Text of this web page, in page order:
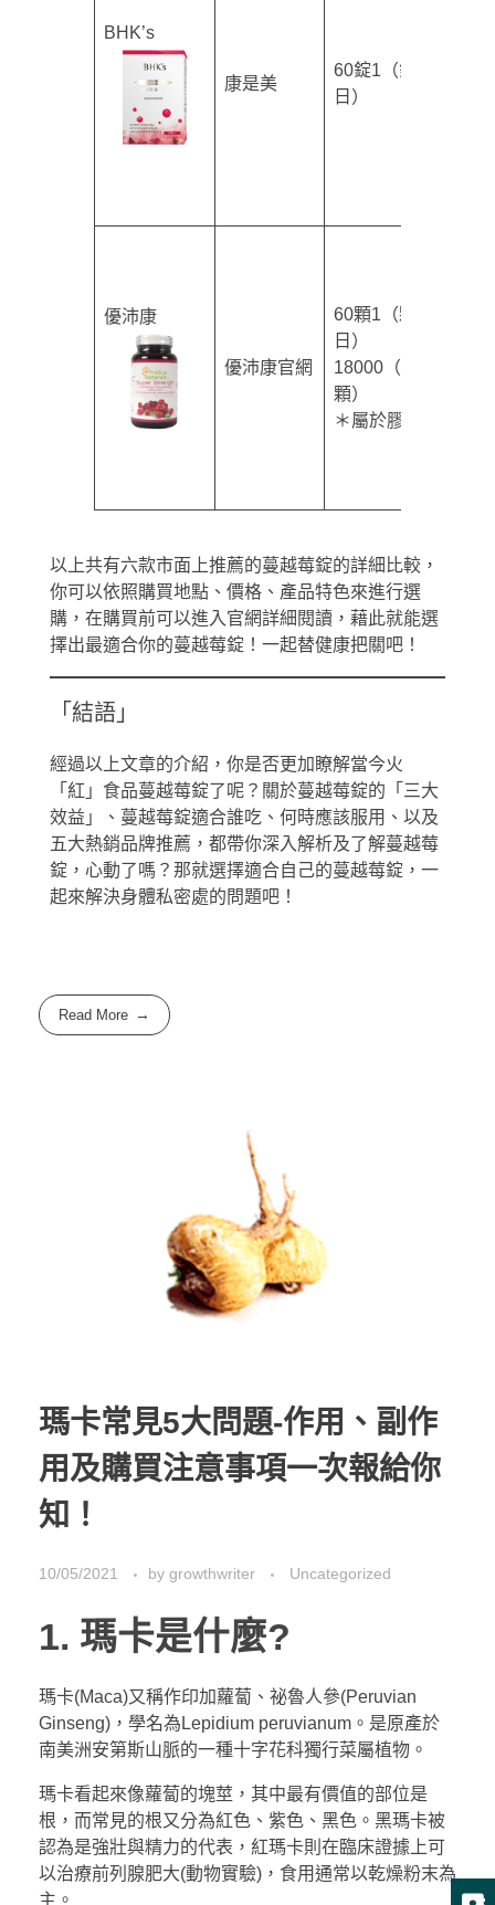
BHK’s
康是美
60錠1（錠/
日）
優沛康
優沛康官網
60顆1（顆/
日）
18000（mg/
顆）
＊屬於膠囊
以上共有六款市面上推薦的蔓越莓錠的詳細比較，
你可以依照購買地點、價格、產品特色來進行選
購，在購買前可以進入官網詳細閱讀，藉此就能選
擇出最適合你的蔓越莓錠！一起替健康把關吧！
「結語」
經過以上文章的介紹，你是否更加瞭解當今火
「紅」食品蔓越莓錠了呢？關於蔓越莓錠的「三大
效益」、蔓越莓錠適合誰吃、何時應該服用、以及
五大熱銷品牌推薦，都帶你深入解析及了解蔓越莓
錠，心動了嗎？那就選擇適合自己的蔓越莓錠，一
起來解決身體私密處的問題吧！
Read More
瑪卡常見5大問題-作用、副作
用及購買注意事項一次報給你
知！
10/05/2021 by growthwriter Uncategorized
1. 瑪卡是什麼?
瑪卡(Maca)又稱作印加蘿蔔、祕魯人參(Peruvian
Ginseng)，學名為Lepidium peruvianum。是原產於
南美洲安第斯山脈的一種十字花科獨行菜屬植物。
瑪卡看起來像蘿蔔的塊莖，其中最有價值的部位是
根，而常見的根又分為紅色、紫色、黑色。黑瑪卡被
認為是強壯與精力的代表，紅瑪卡則在臨床證據上可
以治療前列腺肥大(動物實驗)，食用通常以乾燥粉末為
主。